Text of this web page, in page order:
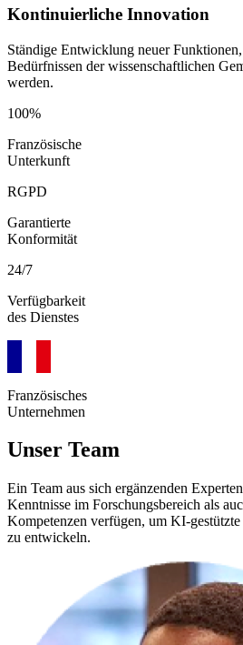
Kontinuierliche Innovation
Ständige Entwicklung neuer
Bedürfnissen der wissenschaftlichen
werden.
100%
Französische
Unterkunft
RGPD
Garantierte
Konformität
24/7
Verfügbarkeit
des Dienstes
Französisches
Unternehmen
Unser Team
Ein Team aus sich ergänzenden
Kenntnisse im Forschungsbereich als
Kompetenzen verfügen, um KI-
zu entwickeln.